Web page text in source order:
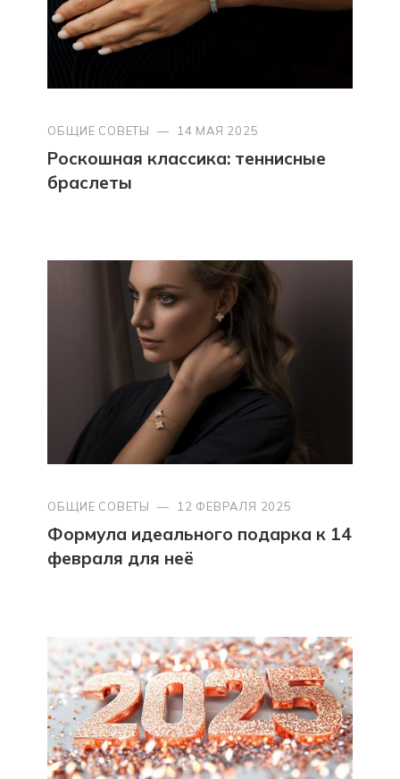
ОБЩИЕ СОВЕТЫ — 14 МАЯ 2025
Роскошная классика: теннисные
браслеты
ОБЩИЕ СОВЕТЫ — 12 ФЕВРАЛЯ 2025
Формула идеального подарка к 14
февраля для неё